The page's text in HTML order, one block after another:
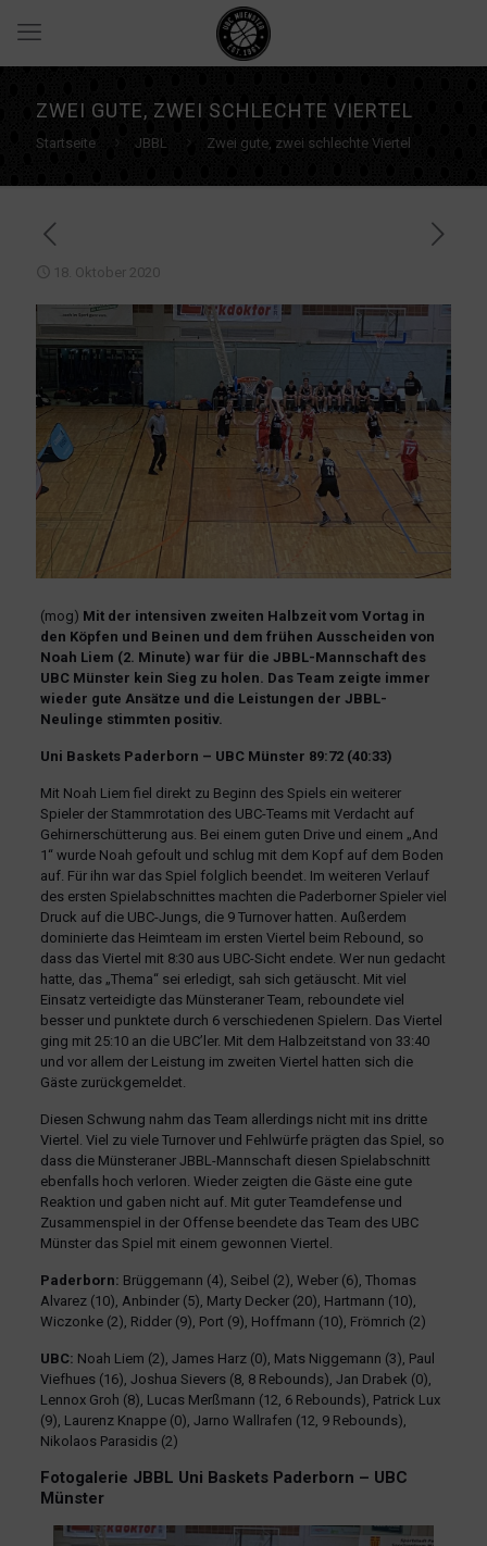
ZWEI GUTE, ZWEI SCHLECHTE VIERTEL
Startseite JBBL Zwei gute, zwei schlechte Viertel
18. Oktober 2020
(mog) Mit der intensiven zweiten Halbzeit vom Vortag in
den Köpfen und Beinen und dem frühen Ausscheiden von
Noah Liem (2. Minute) war für die JBBL-Mannschaft des
UBC Münster kein Sieg zu holen. Das Team zeigte immer
wieder gute Ansätze und die Leistungen der JBBL-
Neulinge stimmten positiv.
Uni Baskets Paderborn – UBC Münster 89:72 (40:33)
Mit Noah Liem fiel direkt zu Beginn des Spiels ein weiterer
Spieler der Stammrotation des UBC-Teams mit Verdacht auf
Gehirnerschütterung aus. Bei einem guten Drive und einem „And
1“ wurde Noah gefoult und schlug mit dem Kopf auf dem Boden
auf. Für ihn war das Spiel folglich beendet. Im weiteren Verlauf
des ersten Spielabschnittes machten die Paderborner Spieler viel
Druck auf die UBC-Jungs, die 9 Turnover hatten. Außerdem
dominierte das Heimteam im ersten Viertel beim Rebound, so
dass das Viertel mit 8:30 aus UBC-Sicht endete. Wer nun gedacht
hatte, das „Thema“ sei erledigt, sah sich getäuscht. Mit viel
Einsatz verteidigte das Münsteraner Team, reboundete viel
besser und punktete durch 6 verschiedenen Spielern. Das Viertel
ging mit 25:10 an die UBC’ler. Mit dem Halbzeitstand von 33:40
und vor allem der Leistung im zweiten Viertel hatten sich die
Gäste zurückgemeldet.
Diesen Schwung nahm das Team allerdings nicht mit ins dritte
Viertel. Viel zu viele Turnover und Fehlwürfe prägten das Spiel, so
dass die Münsteraner JBBL-Mannschaft diesen Spielabschnitt
ebenfalls hoch verloren. Wieder zeigten die Gäste eine gute
Reaktion und gaben nicht auf. Mit guter Teamdefense und
Zusammenspiel in der Offense beendete das Team des UBC
Münster das Spiel mit einem gewonnen Viertel.
Paderborn: Brüggemann (4), Seibel (2), Weber (6), Thomas
Alvarez (10), Anbinder (5), Marty Decker (20), Hartmann (10),
Wiczonke (2), Ridder (9), Port (9), Hoffmann (10), Frömrich (2)
UBC: Noah Liem (2), James Harz (0), Mats Niggemann (3), Paul
Viefhues (16), Joshua Sievers (8, 8 Rebounds), Jan Drabek (0),
Lennox Groh (8), Lucas Merßmann (12, 6 Rebounds), Patrick Lux
(9), Laurenz Knappe (0), Jarno Wallrafen (12, 9 Rebounds),
Nikolaos Parasidis (2)
Fotogalerie JBBL Uni Baskets Paderborn – UBC
Münster